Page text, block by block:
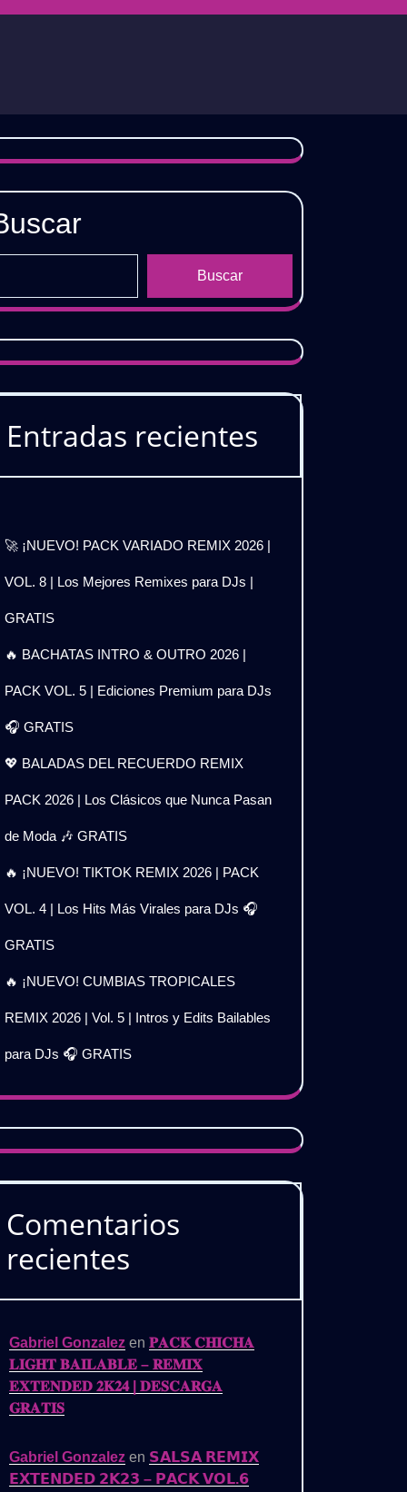
Buscar
Entradas recientes
🚀 ¡NUEVO! PACK VARIADO REMIX 2026 |
VOL. 8 | Los Mejores Remixes para DJs |
GRATIS
🔥 BACHATAS INTRO & OUTRO 2026 |
PACK VOL. 5 | Ediciones Premium para DJs
🎧 GRATIS
💖 BALADAS DEL RECUERDO REMIX
PACK 2026 | Los Clásicos que Nunca Pasan
de Moda 🎶 GRATIS
🔥 ¡NUEVO! TIKTOK REMIX 2026 | PACK
VOL. 4 | Los Hits Más Virales para DJs 🎧
GRATIS
🔥 ¡NUEVO! CUMBIAS TROPICALES
REMIX 2026 | Vol. 5 | Intros y Edits Bailables
para DJs 🎧 GRATIS
Comentarios
recientes
Gabriel Gonzalez en 𝐏𝐀𝐂𝐊 𝐂𝐇𝐈𝐂𝐇𝐀
𝐋𝐈𝐆𝐇𝐓 𝐁𝐀𝐈𝐋𝐀𝐁𝐋𝐄 – 𝐑𝐄𝐌𝐈𝐗
𝐄𝐗𝐓𝐄𝐍𝐃𝐄𝐃 𝟐𝐊𝟐𝟒 | 𝐃𝐄𝐒𝐂𝐀𝐑𝐆𝐀
𝐆𝐑𝐀𝐓𝐈𝐒
Gabriel Gonzalez en 𝗦𝗔𝗟𝗦𝗔 𝗥𝗘𝗠𝗜𝗫
𝗘𝗫𝗧𝗘𝗡𝗗𝗘𝗗 𝟮𝗞𝟮𝟯 – 𝗣𝗔𝗖𝗞 𝗩𝗢𝗟.𝟲